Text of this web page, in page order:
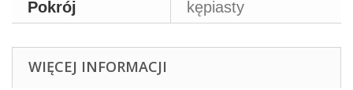
Pokrój kępiasty
WIĘCEJ INFORMACJI